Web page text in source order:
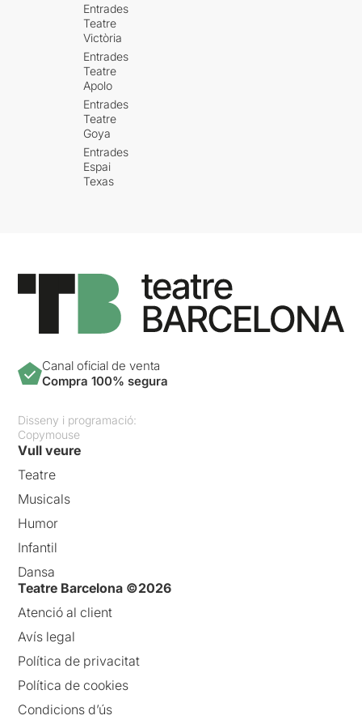
Entrades
Teatre
Victòria
Entrades
Teatre
Apolo
Entrades
Teatre
Goya
Entrades
Espai
Texas
Canal oficial de venta
Compra 100% segura
Disseny i programació:
Copymouse
Vull veure
Teatre
Musicals
Humor
Infantil
Dansa
Teatre Barcelona ©2026
Atenció al client
Avís legal
Política de privacitat
Política de cookies
Condicions d’ús